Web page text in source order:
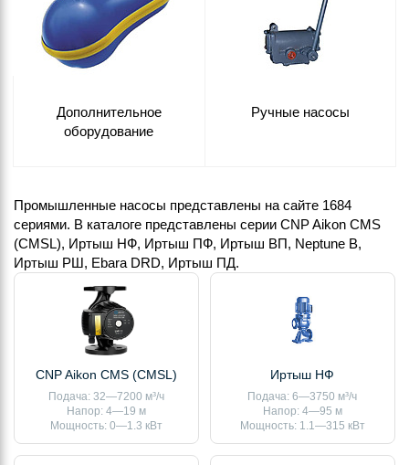
Дополнительное
оборудование
Ручные насосы
Промышленные насосы представлены на сайте 1684
сериями. В каталоге представлены серии CNP Aikon CMS
(CMSL), Иртыш НФ, Иртыш ПФ, Иртыш ВП, Neptune B,
Иртыш РШ, Ebara DRD, Иртыш ПД.
CNP Aikon CMS (CMSL)
Подача: 32—7200 м³/ч
Напор: 4—19 м
Мощность: 0—1.3 кВт
Иртыш НФ
Подача: 6—3750 м³/ч
Напор: 4—95 м
Мощность: 1.1—315 кВт